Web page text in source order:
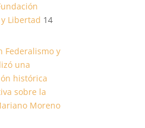
Libertad 14
Federalismo y
una
histórica
sobre la
Moreno